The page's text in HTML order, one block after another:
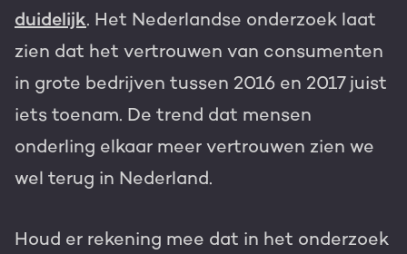
duidelijk. Het Nederlandse onderzoek laat
zien dat het vertrouwen van consumenten
in grote bedrijven tussen 2016 en 2017 juist
iets toenam. De trend dat mensen
onderling elkaar meer vertrouwen zien we
wel terug in Nederland.
Houd er rekening mee dat in het onderzoek